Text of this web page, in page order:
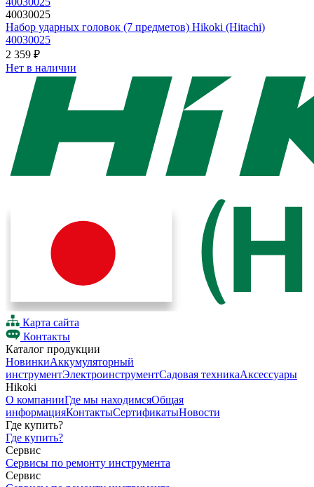
40030025
Набор ударных головок (7 предметов) Hikoki (Hitachi)
40030025
2 359 ₽
Нет в наличии
Карта сайта
Контакты
Каталог продукции
НовинкиАккумуляторный
инструментЭлектроинструментСадовая техникаАксессуары
Hikoki
О компанииГде мы находимсяОбщая
информацияКонтактыСертификатыНовости
Где купить?
Где купить?
Сервис
Сервисы по ремонту инструмента
Сервис